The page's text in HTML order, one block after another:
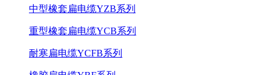
中型橡套扁电缆YZB系列
重型橡套扁电缆YCB系列
耐寒扁电缆YCFB系列